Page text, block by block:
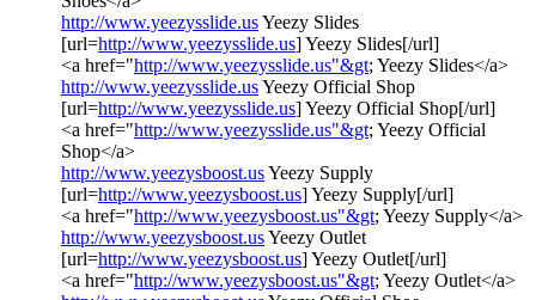
http://www.yeezysslide.usYeezy Slides
[url=http://www.yeezysslide.us] Yeezy Slides[/url]
<a href="http://www.yeezysslide.us"&gt; Yeezy Slides</a>
http://www.yeezysslide.usYeezy Official Shop
[url=http://www.yeezysslide.us] Yeezy Official Shop[/url]
<a href="http://www.yeezysslide.us"&gt; Yeezy Official
Shop</a>
http://www.yeezysboost.usYeezy Supply
[url=http://www.yeezysboost.us] Yeezy Supply[/url]
<a href="http://www.yeezysboost.us"&gt; Yeezy Supply</a>
http://www.yeezysboost.usYeezy Outlet
[url=http://www.yeezysboost.us] Yeezy Outlet[/url]
<a href="http://www.yeezysboost.us"&gt; Yeezy Outlet</a>